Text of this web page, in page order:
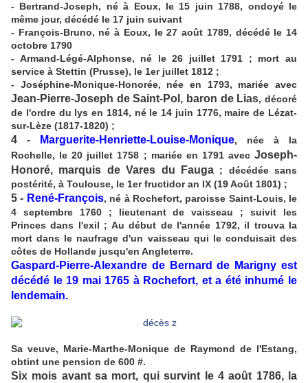
- Bertrand-Joseph, né à Eoux, le 15 juin 1788, ondoyé le
même jour, décédé le 17 juin suivant
- François-Bruno, né à Eoux, le 27 août 1789, décédé le 14
octobre 1790
- Armand-Légé-Alphonse, né le 26 juillet 1791 ; mort au
service à Stettin (Prusse), le 1er juillet 1812 ;
- Joséphine-Monique-Honorée, née en 1793, mariée avec
Jean-Pierre-Joseph de Saint-Pol, baron de Lias, décoré
de l'ordre du lys en 1814, né le 14 juin 1776, maire de Lézat-
sur-Lèze (1817-1820) ;
4 - Marguerite-Henriette-Louise-Monique, née à la
Rochelle, le 20 juillet 1758 ; mariée en 1791 avec Joseph-
Honoré, marquis de Vares du Fauga; décédée sans
postérité, à Toulouse, le 1er fructidor an IX (19 Août 1801) ;
5 - René-François, né à Rochefort, paroisse Saint-Louis, le
4 septembre 1760 ; lieutenant de vaisseau ; suivit les
Princes dans l'exil ; Au début de l'année 1792, il trouva la
mort dans le naufrage d'un vaisseau qui le conduisait des
côtes de Hollande jusqu'en Angleterre.
Gaspard-Pierre-Alexandre de Bernard de Marigny est
décédé le 19 mai 1765 à Rochefort, et a été inhumé le
lendemain.
Sa veuve, Marie-Marthe-Monique de Raymond de l'Estang,
obtint une pension de 600 #.
Six mois avant sa mort, qui survint le 4 août 1786, la